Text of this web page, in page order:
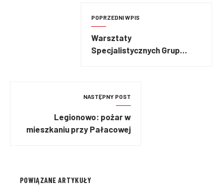
POPRZEDNI WPIS
Warsztaty
Specjalistycznych Grup
NASTĘPNY POST
Legionowo: pożar w
mieszkaniu przy Pałacowej
POWIĄZANE ARTYKUŁY